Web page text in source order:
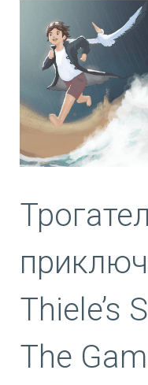
Thiele’s
The